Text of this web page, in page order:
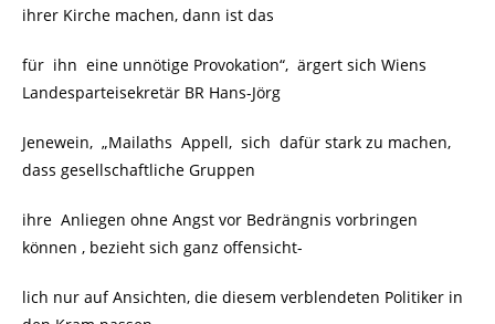
ihrer Kirche machen, dann ist das
für ihn eine unnötige Provokation“, ärgert sich Wiens
Landesparteisekretär BR Hans-Jörg
Jenewein, „Mailaths Appell, sich dafür stark zu machen,
dass gesellschaftliche Gruppen
ihre Anliegen ohne Angst vor Bedrängnis vorbringen
können , bezieht sich ganz offensicht-
lich nur auf Ansichten, die diesem verblendeten Politiker in